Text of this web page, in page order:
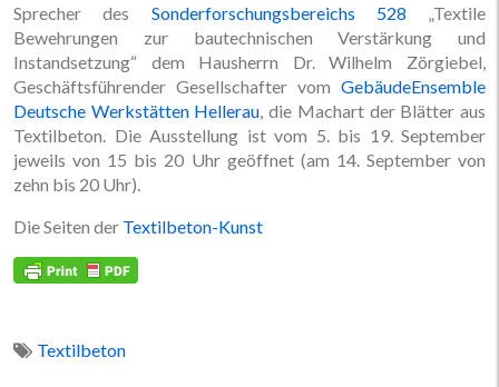
Sprecher des Sonderforschungsbereichs 528 „Textile
Bewehrungen zur bautechnischen Verstärkung und
Instandsetzung“ dem Hausherrn Dr. Wilhelm Zörgiebel,
Geschäftsführender Gesellschafter vom GebäudeEnsemble
Deutsche Werkstätten Hellerau, die Machart der Blätter aus
Textilbeton. Die Ausstellung ist vom 5. bis 19. September
jeweils von 15 bis 20 Uhr geöffnet (am 14. September von
zehn bis 20 Uhr).
Die Seiten der Textilbeton-Kunst
Textilbeton